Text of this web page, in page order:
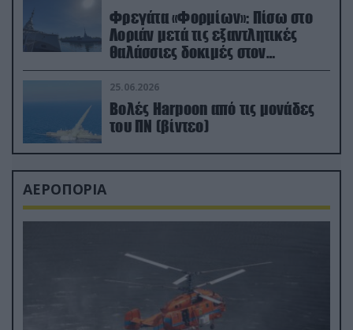
Φρεγάτα «Φορμίων»: Πίσω στο
Λοριάν μετά τις εξαντλητικές
θαλάσσιες δοκιμές στον
απαιτητικό Βισκαϊκό
25.06.2026
Βολές Harpoon από τις μονάδες
του ΠΝ (βίντεο)
ΑΕΡΟΠΟΡΙΑ